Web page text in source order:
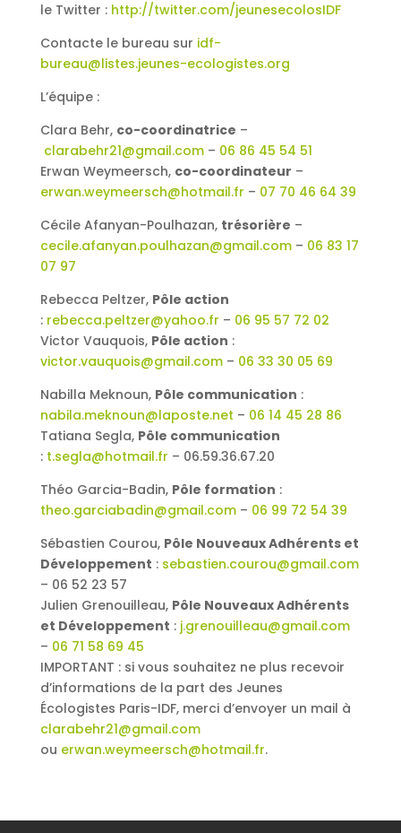
le Twitter : http://twitter.com/jeunesecolosIDF
Contacte le bureau sur idf-
bureau@listes.jeunes-ecologistes.org
L’équipe :
Clara Behr, co-coordinatrice –
clarabehr21@gmail.com– 06 86 45 54 51
Erwan Weymeersch, co-coordinateur –
erwan.weymeersch@hotmail.fr – 07 70 46 64 39
Cécile Afanyan-Poulhazan, trésorière –
cecile.afanyan.poulhazan@gmail.com– 06 83 17
07 97
Rebecca Peltzer, Pôle action
: rebecca.peltzer@yahoo.fr – 06 95 57 72 02
Victor Vauquois, Pôle action :
victor.vauquois@gmail.com– 06 33 30 05 69
Nabilla Meknoun, Pôle communication :
nabila.meknoun@laposte.net – 06 14 45 28 86
Tatiana Segla, Pôle communication
: t.segla@hotmail.fr – 06.59.36.67.20
Théo Garcia-Badin, Pôle formation :
theo.garciabadin@gmail.com– 06 99 72 54 39
Sébastien Courou, Pôle Nouveaux Adhérents et
Développement : sebastien.courou@gmail.com
– 06 52 23 57
Julien Grenouilleau, Pôle Nouveaux Adhérents
et Développement : j.grenouilleau@gmail.com
– 06 71 58 69 45
IMPORTANT : si vous souhaitez ne plus recevoir
d’informations de la part des Jeunes
Écologistes Paris-IDF, merci d’envoyer un mail à
clarabehr21@gmail.com
ou erwan.weymeersch@hotmail.fr.